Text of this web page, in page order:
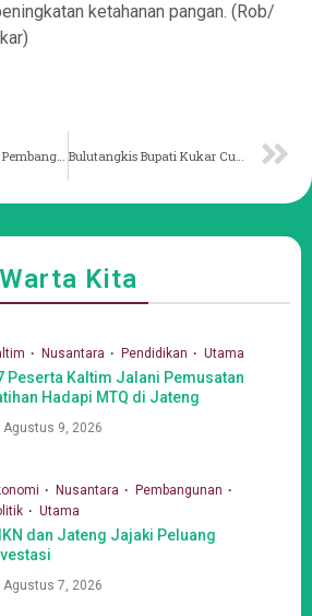
ketahanan pangan. (Rob/
Warta Kita
Nusantara Pendidikan Utama
Peserta Kaltim Jalani Pemusatan
Hadapi MTQ di Jateng
Agustus 9, 2026
Nusantara
Pembangunan
Utama
dan Jateng Jajaki Peluang
Agustus 7, 2026